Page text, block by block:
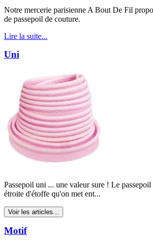
Notre mercerie parisienne A Bout De Fil
de passepoil de couture.
Lire la suite...
Uni
Passepoil uni ... une valeur sure ! Le passepoil
étroite d'étoffe qu'on met ent...
Voir les articles...
Motif